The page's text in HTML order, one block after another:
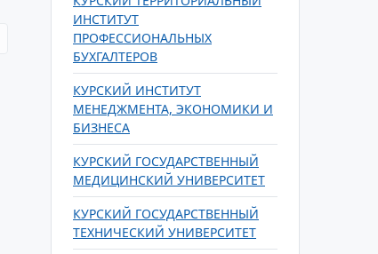
ИНСТИТУТ
ПРОФЕССИОНАЛЬНЫХ
БУХГАЛТЕРОВ
КУРСКИЙ ИНСТИТУТ
МЕНЕДЖМЕНТА, ЭКОНОМИКИ И
БИЗНЕСА
КУРСКИЙ ГОСУДАРСТВЕННЫЙ
МЕДИЦИНСКИЙ УНИВЕРСИТЕТ
КУРСКИЙ ГОСУДАРСТВЕННЫЙ
ТЕХНИЧЕСКИЙ УНИВЕРСИТЕТ